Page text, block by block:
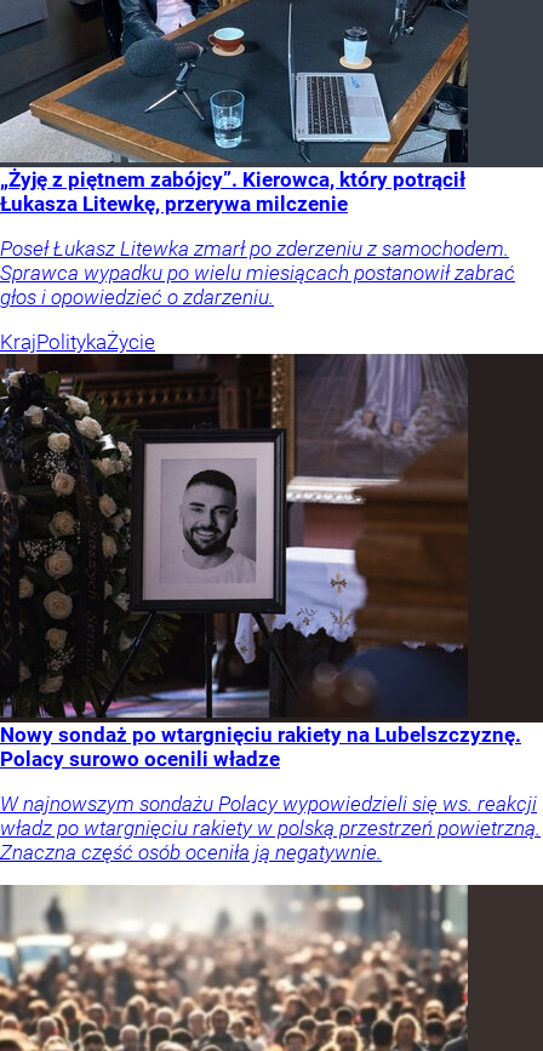
„Żyję z piętnem zabójcy”. Kierowca, który potrącił
Łukasza Litewkę, przerywa milczenie
Poseł Łukasz Litewka zmarł po zderzeniu z samochodem.
Sprawca wypadku po wielu miesiącach postanowił zabrać
głos i opowiedzieć o zdarzeniu.
KrajPolitykaŻycie
Nowy sondaż po wtargnięciu rakiety na Lubelszczyznę.
Polacy surowo ocenili władze
W najnowszym sondażu Polacy wypowiedzieli się ws. reakcji
władz po wtargnięciu rakiety w polską przestrzeń powietrzną.
Znaczna część osób oceniła ją negatywnie.